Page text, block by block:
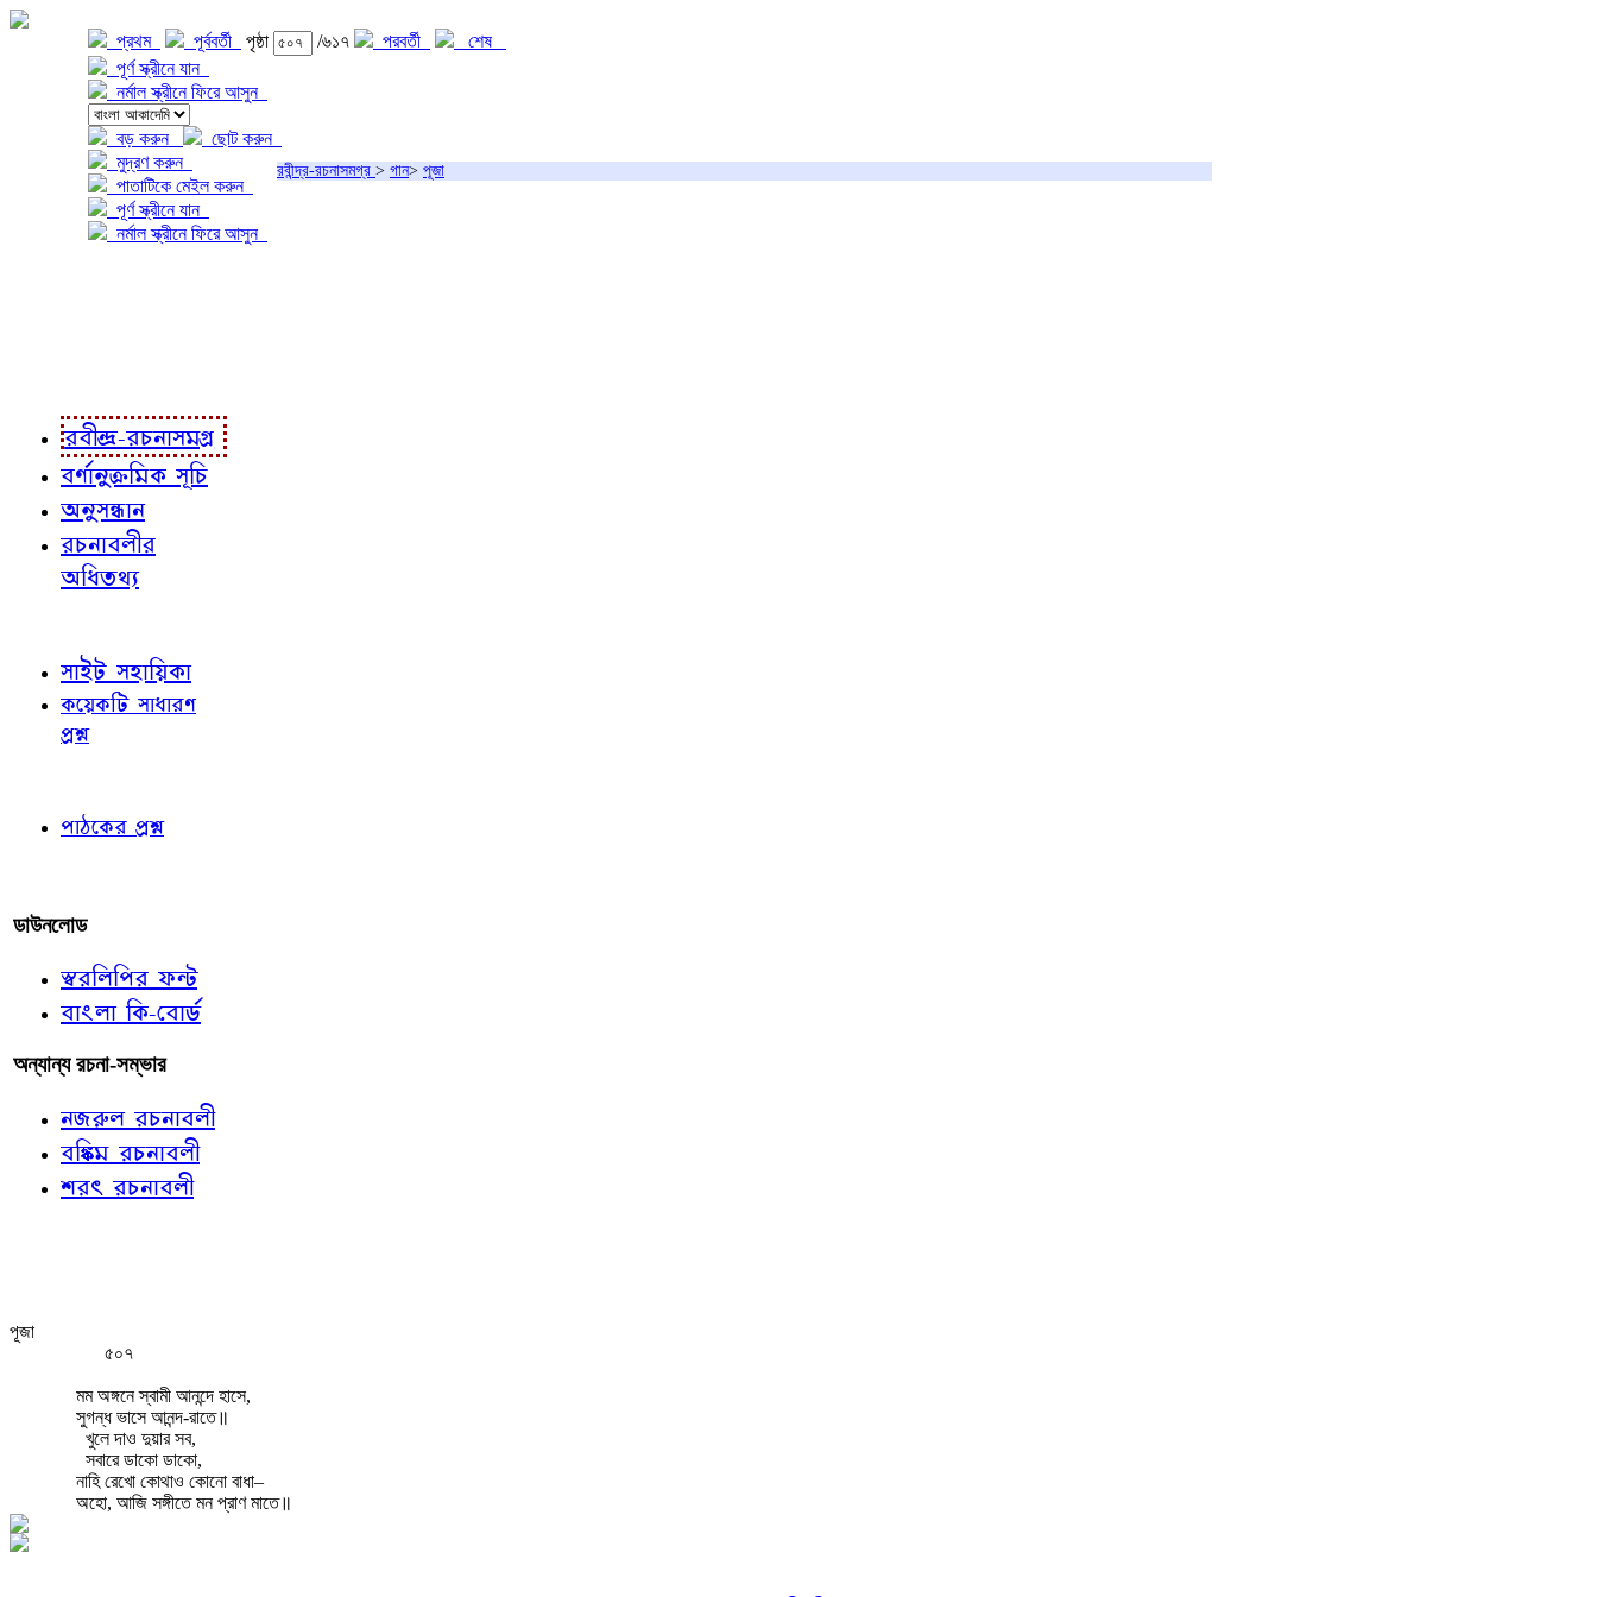
প্রথম পূর্ববর্তী পৃষ্ঠা /৬১৭ পরবর্তী
শেষ
পূর্ণ স্ক্রীনে যান
নর্মাল স্ক্রীনে ফিরে আসুন
বড় করুন
ছোট করুন
মুদ্রণ করুন
পাতাটিকে মেইল করুন
পূর্ণ স্ক্রীনে যান
নর্মাল স্ক্রীনে ফিরে আসুন
রবীন্দ্র-রচনাসমগ্র > গান> পূজা
রবীন্দ্র-রচনাসমগ্র
বর্ণানুক্রমিক সূচি
অনুসন্ধান
রচনাবলীর
অধিতথ্য
সাইট সহায়িকা
কয়েকটি সাধারণ
প্রশ্ন
পাঠকের প্রশ্ন
ডাউনলোড
স্বরলিপির ফন্ট
বাংলা কি-বোর্ড
অন্যান্য রচনা-সম্ভার
নজরুল রচনাবলী
বঙ্কিম রচনাবলী
শরৎ রচনাবলী
পূজা
৫০৭
মম অঙ্গনে স্বামী আনন্দে হাসে,
সুগন্ধ ভাসে আনন্দ-রাতে॥
খুলে দাও দুয়ার সব,
সবারে ডাকো ডাকো,
নাহি রেখো কোথাও কোনো বাধা–
অহো, আজি সঙ্গীতে মন প্রাণ মাতে॥